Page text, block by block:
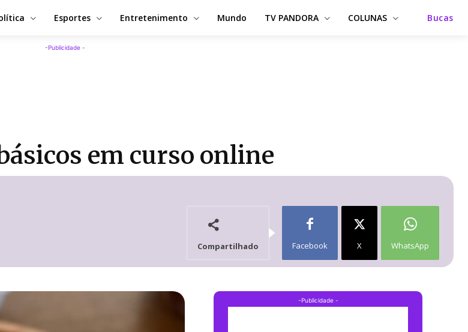
Esportes Entretenimento Mundo TV PANDORA COLUNAS Bucas
-Publicidade -
em curso online
Compartilhado Facebook X WhatsApp
-Publicidade -